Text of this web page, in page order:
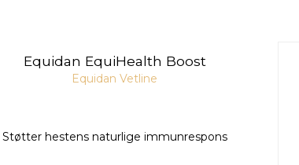
Equidan EquiHealth Boost
Equidan Vetline
Støtter hestens naturlige immunrespons